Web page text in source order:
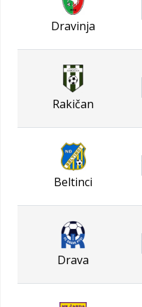
Dravinja
Rakičan
Beltinci
Drava